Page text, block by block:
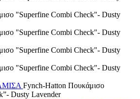
Fynch-Hatton Πουκάμισο
Dusty Lavender